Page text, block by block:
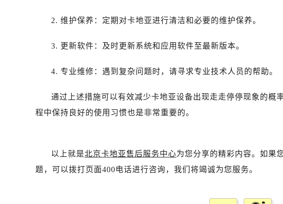
2. 维护保养：定期对卡地亚进行清洁和必要的维护保养。
3. 更新软件：及时更新系统和应用软件至最新版本。
4. 专业维修：遇到复杂问题时，请寻求专业技术人员的帮助。
通过上述措施可以有效减少卡地亚设备出现走走停停现象的概
程中保持良好的使用习惯也是非常重要的。
以上就是北京卡地亚售后服务中心为您分享的精彩内容。如果
题，可以拨打页面400电话进行咨询，我们将竭诚为您服务。